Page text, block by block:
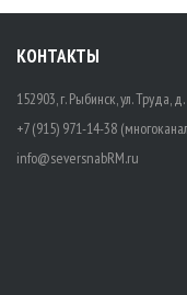
КОНТАКТЫ
152903, г. Рыбинск, ул. Труда,
+7 (915) 971-14-38
info@seversnabRM.ru